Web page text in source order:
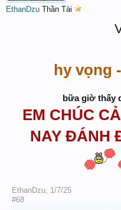
EthanDzu Thần Tài
hy vọng
bữa giờ thấy
EM CHÚC
NAY ĐÁNH
EthanDzu, 1/7/25
#68